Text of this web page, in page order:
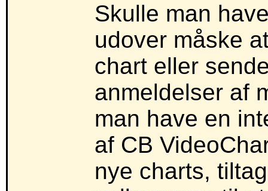
Skulle man
udover måske
chart eller
anmeldelser af
man have en
af CB
nye charts,